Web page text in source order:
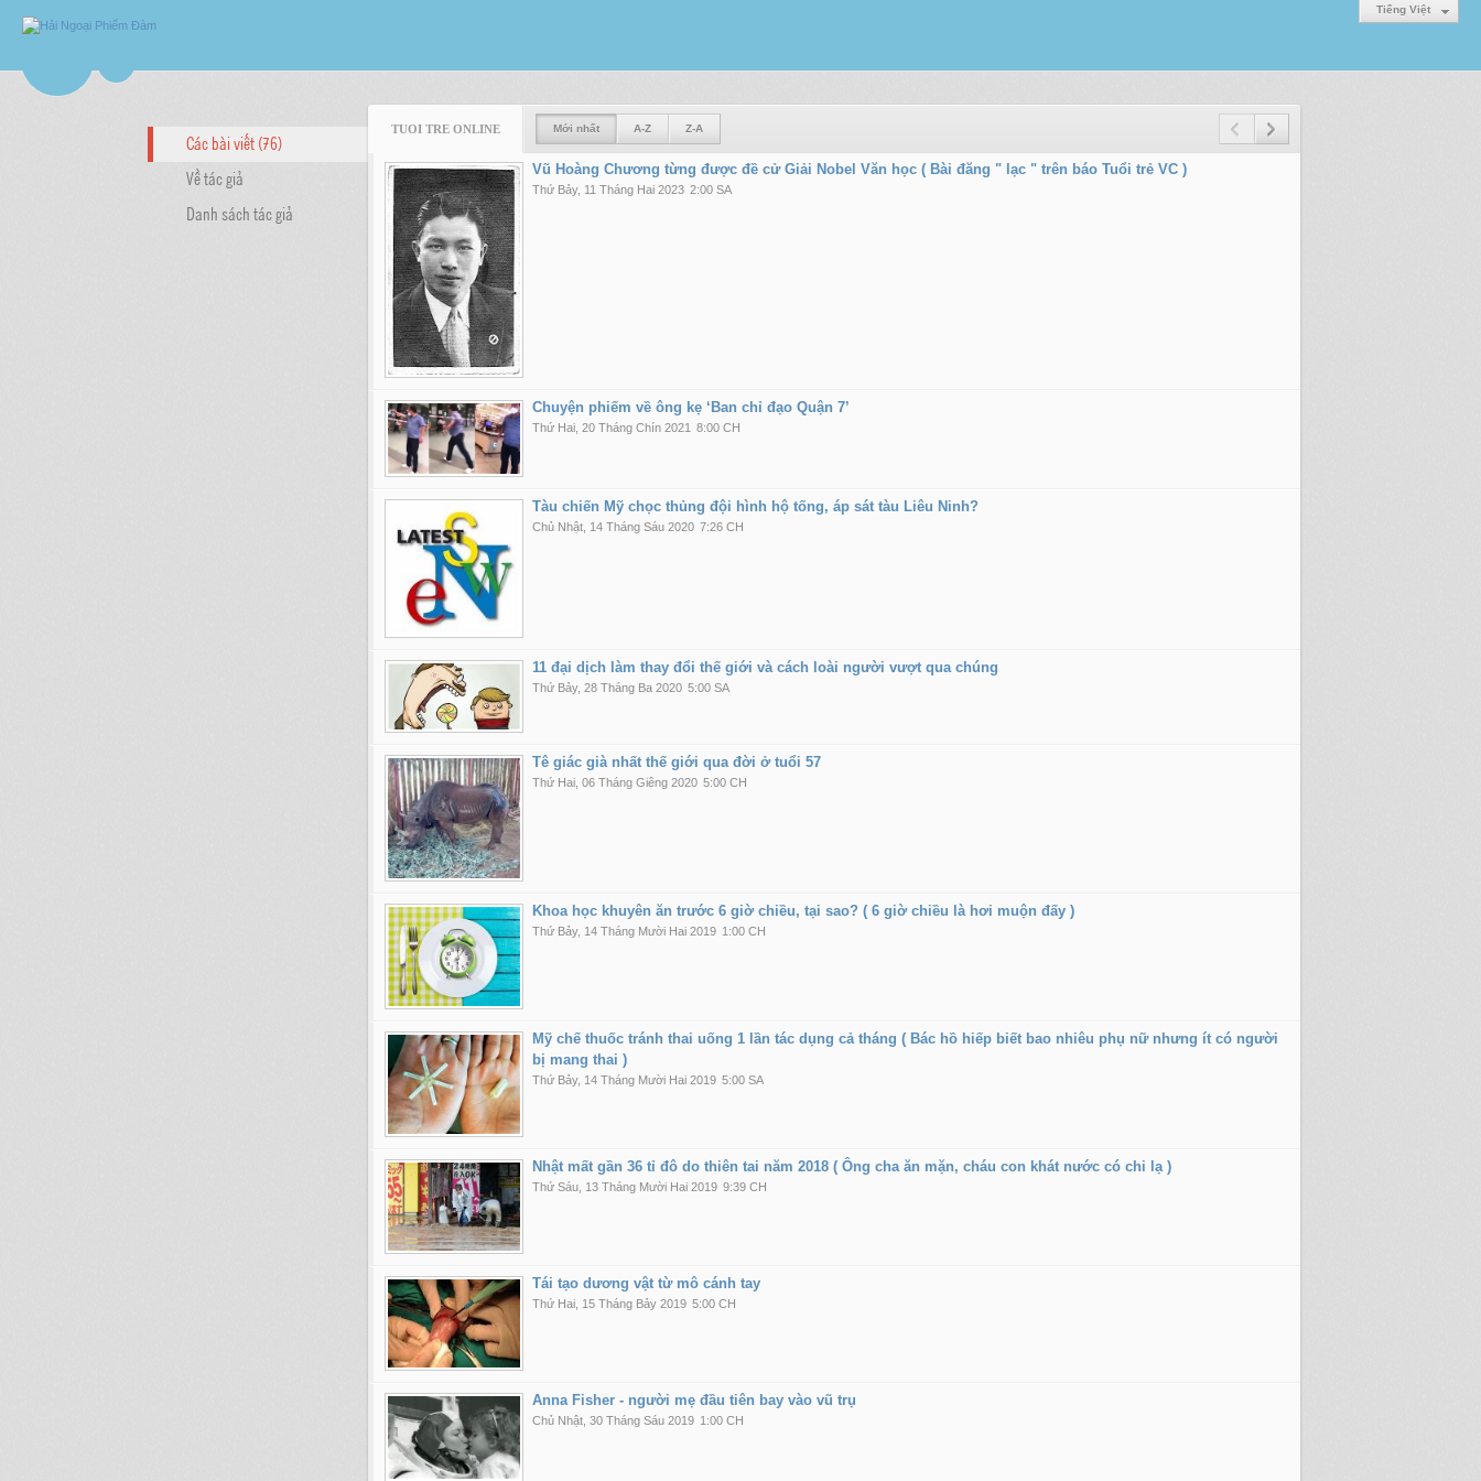
Tiếng Việt
Các bài viết (76)
Về tác giả
Danh sách tác giả
TUOI TRE ONLINE Mới nhất A-Z Z-A
Vũ Hoàng Chương từng được đề cử Giải Nobel Văn học ( Bài đăng " lạc " trên báo Tuổi trẻ VC )
Thứ Bảy, 11 Tháng Hai 2023 2:00 SA
Chuyện phiếm về ông kẹ ‘Ban chỉ đạo Quận 7’
Thứ Hai, 20 Tháng Chín 2021 8:00 CH
Tàu chiến Mỹ chọc thủng đội hình hộ tống, áp sát tàu Liêu Ninh?
Chủ Nhật, 14 Tháng Sáu 2020 7:26 CH
11 đại dịch làm thay đổi thế giới và cách loài người vượt qua chúng
Thứ Bảy, 28 Tháng Ba 2020 5:00 SA
Tê giác già nhất thế giới qua đời ở tuổi 57
Thứ Hai, 06 Tháng Giêng 2020 5:00 CH
Khoa học khuyên ăn trước 6 giờ chiều, tại sao? ( 6 giờ chiều là hơi muộn đấy )
Thứ Bảy, 14 Tháng Mười Hai 2019 1:00 CH
Mỹ chế thuốc tránh thai uống 1 lần tác dụng cả tháng ( Bác hồ hiếp biết bao nhiêu phụ nữ nhưng ít có người
bị mang thai )
Thứ Bảy, 14 Tháng Mười Hai 2019 5:00 SA
Nhật mất gần 36 tỉ đô do thiên tai năm 2018 ( Ông cha ăn mặn, cháu con khát nước có chi lạ )
Thứ Sáu, 13 Tháng Mười Hai 2019 9:39 CH
Tái tạo dương vật từ mô cánh tay
Thứ Hai, 15 Tháng Bảy 2019 5:00 CH
Anna Fisher - người mẹ đầu tiên bay vào vũ trụ
Chủ Nhật, 30 Tháng Sáu 2019 1:00 CH